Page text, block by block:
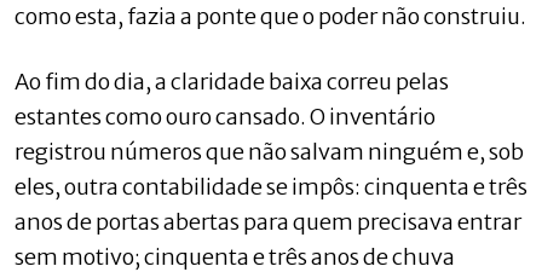
como esta, fazia a ponte que o poder não construiu.
Ao fim do dia, a claridade baixa correu pelas
estantes como ouro cansado. O inventário
registrou números que não salvam ninguém e, sob
eles, outra contabilidade se impôs: cinquenta e três
anos de portas abertas para quem precisava entrar
sem motivo; cinquenta e três anos de chuva